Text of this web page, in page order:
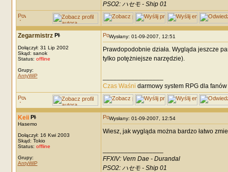
PSO2: ハセモ - Ship 01
Zegarmistrz
Dołączył: 31 Lip 2002
Skąd: sanok
Status: offline
Grupy:
AntyWiP
Wysłany: 01-09-2007, 12:51
Prawdopodobnie działa. Wygląda jeszcze
tylko potężniejsze narzędzie).
Czas Waśni darmowy system RPG dla
Keii
Hasemo
Dołączył: 16 Kwi 2003
Skąd: Tokio
Status: offline
Grupy:
AntyWiP
Wysłany: 01-09-2007, 12:54
Wiesz, jak wygląda można bardzo łatwo
FFXIV: Vern Dae - Durandal
PSO2: ハセモ - Ship 01